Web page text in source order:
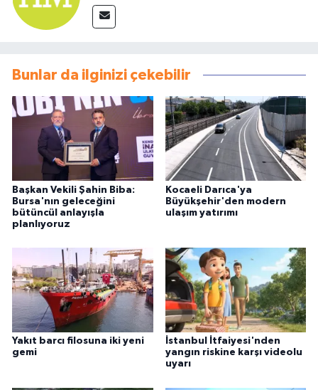
Bunlar da ilginizi çekebilir
Başkan Vekili Şahin Biba:
Bursa'nın geleceğini
bütüncül anlayışla
planlıyoruz
Kocaeli Darıca'ya
Büyükşehir'den modern
ulaşım yatırımı
Yakıt barcı filosuna iki yeni
gemi
İstanbul İtfaiyesi'nden
yangın riskine karşı videolu
uyarı